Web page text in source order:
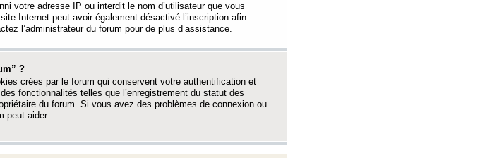
votre adresse IP ou interdit le nom d’utilisateur que vous
Internet peut avoir également désactivé l’inscription afin
l’administrateur du forum pour de plus d’assistance.
?
crées par le forum qui conservent votre authentification et
fonctionnalités telles que l’enregistrement du statut des
du forum. Si vous avez des problèmes de connexion ou
peut aider.